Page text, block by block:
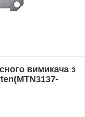
вимикача з